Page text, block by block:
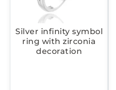
Silver infinity symbol
ring with zirconia
decoration